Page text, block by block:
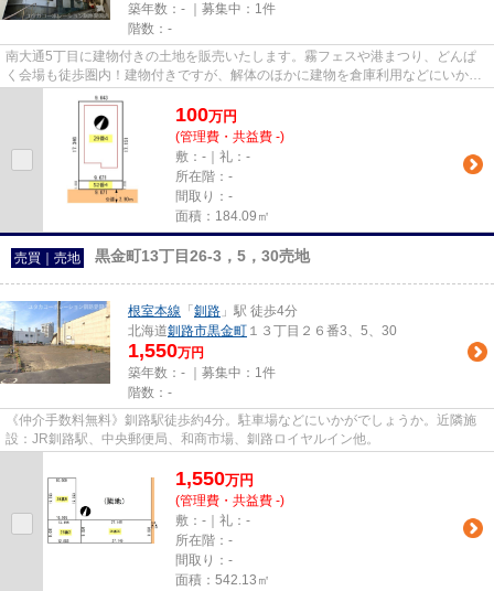
築年数：- ｜募集中： 1件
階数：-
南大通5丁目に建物付きの土地を販売いたします。霧フェスや港まつり、どんぱ
く会場も徒歩圏内！建物付きですが、解体のほかに建物を倉庫利用などにいかが
でしょうか？お問い合わせは01...
100万円
(管理費・共益費 -)
敷：-｜礼：-
所在階：-
間取り：-
面積：184.09㎡
売買｜売地 黒金町13丁目26-3，5，30売地
根室本線 「 釧路 」駅 徒歩4分
北海道釧路市黒金町 １３丁目２６番3、5、30
1,550万円
築年数：- ｜募集中： 1件
階数：-
《仲介手数料無料》釧路駅徒歩約4分。駐車場などにいかがでしょうか。近隣施
設：JR釧路駅、中央郵便局、和商市場、釧路ロイヤルイン他。
1,550万円
(管理費・共益費 -)
敷：-｜礼：-
所在階：-
間取り：-
面積：542.13㎡